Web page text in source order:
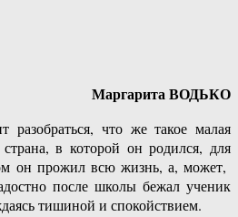
Маргарита ВОДЬКО
что же такое малая
в которой он родился, для
он прожил всю жизнь, а, может,
после школы бежал ученик
тишиной и спокойствием.